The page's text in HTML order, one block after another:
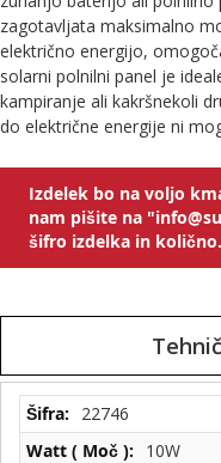
zagotavljata maksimalno
električno energijo,
solarni polnilni panel je
kampiranje ali kakršnekoli
do električne energije ni
Izdelek bo na voljo
nam pišite na
šifro izdelka in količno.
Tehnične
specifikacije
22746
10W